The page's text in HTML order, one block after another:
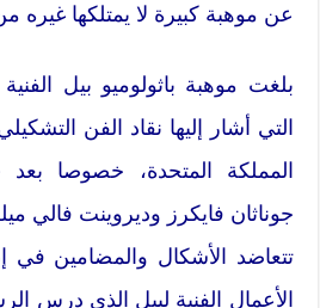
عن موهبة كبيرة لا يمتلكها غيره
بلغت موهبة باثولوميو بيل
التي أشار إليها نقاد الفن
المملكة المتحدة، خصوصا
جوناثان فايكرز وديروينت فالي
تتعاضد الأشكال والمضامين في
الأعمال الفنية لبيل الذي درس